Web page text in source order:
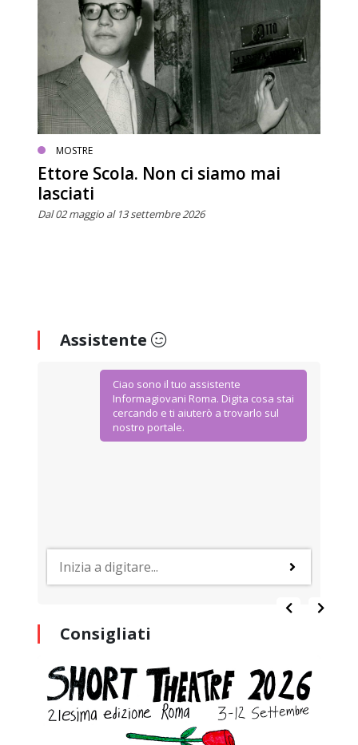
MOSTRE
Ettore Scola. Non ci siamo mai
lasciati
Dal 02 maggio al 13 settembre 2026
Assistente
Ciao sono il tuo assistente
Informagiovani Roma. Digita cosa stai
cercando e ti aiuterò a trovarlo sul
nostro portale.
Consigliati